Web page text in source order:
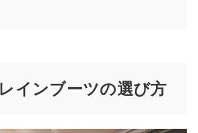
インブーツの選び方